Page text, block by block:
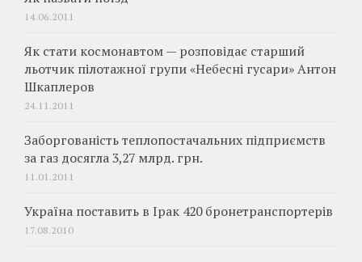
14.06.2011
Як стати космонавтом — розповідає старший
льотчик пілотажної групи «Небесні гусари» Антон
Шкаплеров
24.11.2011
Заборгованість теплопостачальних підприємств
за газ досягла 3,27 млрд. грн.
11.01.2011
Україна поставить в Ірак 420 бронетранспортерів
17.08.2010